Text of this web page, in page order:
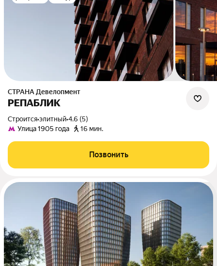
СТРАНА Девелопмент
РЕПАБЛИК
Строится•элитный•4.6 (5)
Улица 1905 года
16 мин.
Позвонить